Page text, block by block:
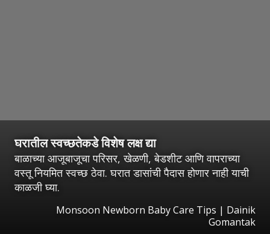
घरातील स्वच्छतेकडे विशेष लक्ष द्या
बाळाच्या आजूबाजूचा परिसर, खेळणी, बेडशीट आणि वापराच्या
वस्तू नियमित स्वच्छ ठेवा. घरात डासांची पैदास होणार नाही याची
काळजी घ्या.
Monsoon Newborn Baby Care Tips | Dainik
Gomantak